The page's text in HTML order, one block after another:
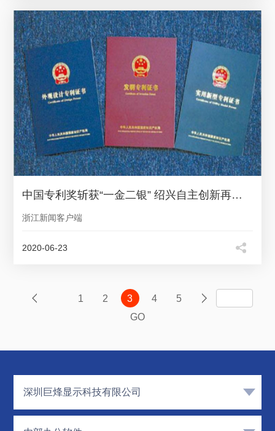
中国专利奖斩获“一金二银” 绍兴自主创新再获丰硕成果
浙江新闻客户端
2020-06-23
1 2 3 4
5
GO
深圳巨烽显示科技有限公司